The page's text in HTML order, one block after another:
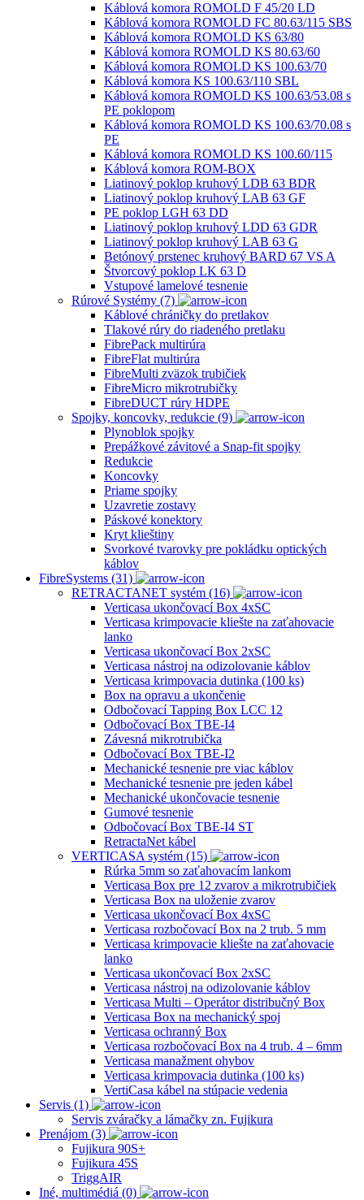
Káblová komora ROMOLD F 45/20 LD
Káblová komora ROMOLD FC 80.63/115 SBS
Káblová komora ROMOLD KS 63/80
Káblová komora ROMOLD KS 80.63/60
Káblová komora ROMOLD KS 100.63/70
Káblová komora KS 100.63/110 SBL
Káblová komora ROMOLD KS 100.63/53.08 s
PE poklopom
Káblová komora ROMOLD KS 100.63/70.08 s
PE
Káblová komora ROMOLD KS 100.60/115
Káblová komora ROM-BOX
Liatinový poklop kruhový LDB 63 BDR
Liatinový poklop kruhový LAB 63 GF
PE poklop LGH 63 DD
Liatinový poklop kruhový LDD 63 GDR
Liatinový poklop kruhový LAB 63 G
Betónový prstenec kruhový BARD 67 VS A
Štvorcový poklop LK 63 D
Vstupové lamelové tesnenie
Rúrové Systémy (7)
Káblové chráničky do pretlakov
Tlakové rúry do riadeného pretlaku
FibrePack multirúra
FibreFlat multirúra
FibreMulti zväzok trubičiek
FibreMicro mikrotrubičky
FibreDUCT rúry HDPE
Spojky, koncovky, redukcie (9)
Plynoblok spojky
Prepážkové závitové a Snap-fit spojky
Redukcie
Koncovky
Priame spojky
Uzavretie zostavy
Páskové konektory
Kryt klieštiny
Svorkové tvarovky pre pokládku optických
káblov
FibreSystems (31)
RETRACTANET systém (16)
Verticasa ukončovací Box 4xSC
Verticasa krimpovacie kliešte na zaťahovacie
lanko
Verticasa ukončovací Box 2xSC
Verticasa nástroj na odizolovanie káblov
Verticasa krimpovacia dutinka (100 ks)
Box na opravu a ukončenie
Odbočovací Tapping Box LCC 12
Odbočovací Box TBE-I4
Závesná mikrotrubička
Odbočovací Box TBE-I2
Mechanické tesnenie pre viac káblov
Mechanické tesnenie pre jeden kábel
Mechanické ukončovacie tesnenie
Gumové tesnenie
Odbočovací Box TBE-I4 ST
RetractaNet kábel
VERTICASA systém (15)
Rúrka 5mm so zaťahovacím lankom
Verticasa Box pre 12 zvarov a mikrotrubičiek
Verticasa Box na uloženie zvarov
Verticasa ukončovací Box 4xSC
Verticasa rozbočovací Box na 2 trub. 5 mm
Verticasa krimpovacie kliešte na zaťahovacie
lanko
Verticasa ukončovací Box 2xSC
Verticasa nástroj na odizolovanie káblov
Verticasa Multi – Operátor distribučný Box
Verticasa Box na mechanický spoj
Verticasa ochranný Box
Verticasa rozbočovací Box na 4 trub. 4 – 6mm
Verticasa manažment ohybov
Verticasa krimpovacia dutinka (100 ks)
VertiCasa kábel na stúpacie vedenia
Servis (1)
Servis zváračky a lámačky zn. Fujikura
Prenájom (3)
Fujikura 90S+
Fujikura 45S
TriggAIR
Iné, multimédiá (0)